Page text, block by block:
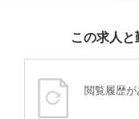
この求人
閲覧履歴が